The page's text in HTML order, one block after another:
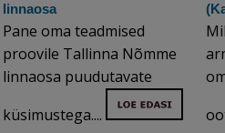
linnaosa
Pane oma teadmised
proovile Tallinna Nõmme
linnaosa puudutavate
küsimustega....